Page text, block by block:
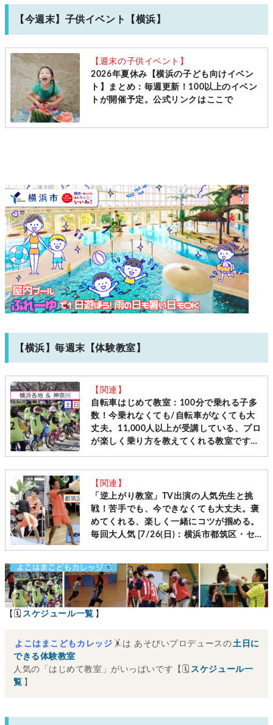
【今週末】子供イベント【横浜】
【週末の子供イベント】
2026年夏休み【横浜の子ども向けイベン
ト】まとめ：毎週更新！100以上のイベン
トが開催予定。公式リンクはここで
【横浜】毎週末【体験教室】
【関連】
自転車はじめて教室：100分で乗れる子多
数！今乗れなくても/自転車がなくても大
丈夫。11,000人以上が受講している、プロ
が楽しく乗り方を教えてくれる教室です
［毎週土日＠横浜・神奈川10会場 先着受
付］
【関連】
「逆上がり教室」TV出演の人気先生と挑
戦！苦手でも、今できなくても大丈夫。褒
めてくれる、楽しく一緒にコツが掴める。
毎回大人気 [7/26(日)：横浜市都筑区・セ
ンター南]
【🗓 スケジュール一覧 】
よこはまこどもカレッジ 🤸は あそびいプロデュースの土日に
できる体験教室
人気の「はじめて教室」がいっぱいです【🗓 スケジュール一
覧 】